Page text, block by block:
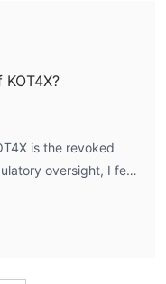
is the revoked
oversight, I feel
Additionally,
diving in. KOT4X